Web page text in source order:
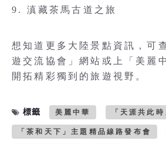
9. 滇藏茶馬古道之旅
想知道更多大陸景點資訊，可
遊交流協會」網站或上「美麗
開拓精彩獨到的旅遊視野。
標籤 美麗中華 「天涯共此
「茶和天下」主題精品線路發布會